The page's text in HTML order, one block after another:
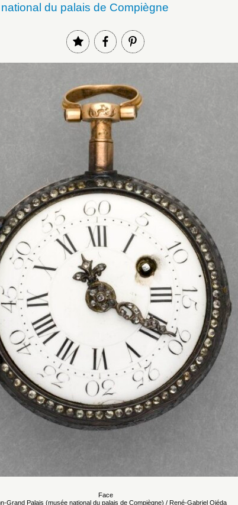
du palais de Compiègne
Face
Grand Palais (musée national du palais de Compiègne) / René-Gabriel Ojéda